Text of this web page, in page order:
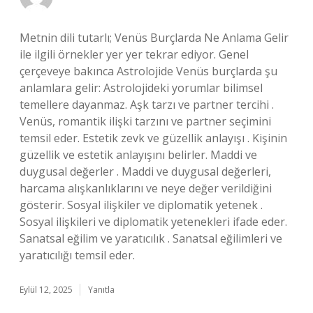
Metnin dili tutarlı; Venüs Burçlarda Ne Anlama Gelir
ile ilgili örnekler yer yer tekrar ediyor. Genel
çerçeveye bakınca Astrolojide Venüs burçlarda şu
anlamlara gelir: Astrolojideki yorumlar bilimsel
temellere dayanmaz. Aşk tarzı ve partner tercihi .
Venüs, romantik ilişki tarzını ve partner seçimini
temsil eder. Estetik zevk ve güzellik anlayışı . Kişinin
güzellik ve estetik anlayışını belirler. Maddi ve
duygusal değerler . Maddi ve duygusal değerleri,
harcama alışkanlıklarını ve neye değer verildiğini
gösterir. Sosyal ilişkiler ve diplomatik yetenek .
Sosyal ilişkileri ve diplomatik yetenekleri ifade eder.
Sanatsal eğilim ve yaratıcılık . Sanatsal eğilimleri ve
yaratıcılığı temsil eder.
Eylül 12, 2025 Yanıtla